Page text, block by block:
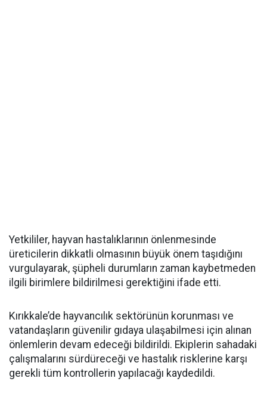
Yetkililer, hayvan hastalıklarının önlenmesinde
üreticilerin dikkatli olmasının büyük önem taşıdığını
vurgulayarak, şüpheli durumların zaman kaybetmeden
ilgili birimlere bildirilmesi gerektiğini ifade etti.
Kırıkkale’de hayvancılık sektörünün korunması ve
vatandaşların güvenilir gıdaya ulaşabilmesi için alınan
önlemlerin devam edeceği bildirildi. Ekiplerin sahadaki
çalışmalarını sürdüreceği ve hastalık risklerine karşı
gerekli tüm kontrollerin yapılacağı kaydedildi.